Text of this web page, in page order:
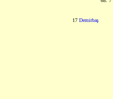
17 Demirbaş